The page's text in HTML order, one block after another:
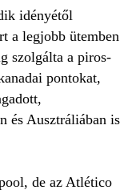
idényétől
a legjobb ütemben
szolgálta a piros-
pontokat,
és Ausztráliában is
de az Atlético